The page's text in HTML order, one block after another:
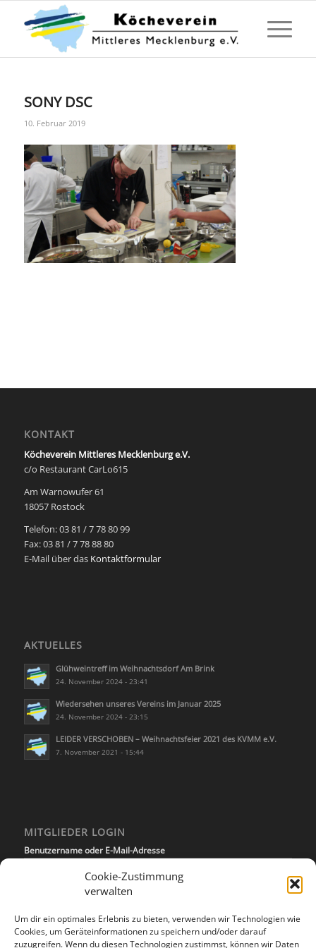
Cookie-Zustimmung
verwalten
Um dir ein optimales Erlebnis zu bieten, verwenden wir Technologien wie
Cookies, um Geräteinformationen zu speichern und/oder darauf
zuzugreifen. Wenn du diesen Technologien zustimmst, können wir Daten
SONY DSC
10. Februar 2019
KONTAKT
Köcheverein Mittleres Mecklenburg e.V.
c/o Restaurant CarLo615
Am Warnowufer 61
18057 Rostock
Telefon: 03 81 / 7 78 80 99
Fax: 03 81 / 7 78 88 80
E-Mail über das Kontaktformular
AKTUELLES
Glühweintreff im Weihnachtsdorf Am Brink
24. November 2024 - 23:41
Wiedersehen unseres Vereins im Januar 2025
24. November 2024 - 23:15
LEIDER VERSCHOBEN – Weihnachtsfeier 2021 des KVMM e.V.
7. November 2021 - 15:44
MITGLIEDER LOGIN
Benutzername oder E-Mail-Adresse